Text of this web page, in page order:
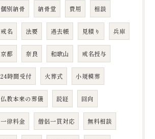
個別納骨 納骨堂 費用 相談
戒名 法要 過去帳 見積り 兵庫
京都 奈良 和歌山 戒名授与
24時間受付 火葬式 小規模葬
仏教本来の葬儀 読経 回向
一律料金 僧侶一貫対応 無料相談